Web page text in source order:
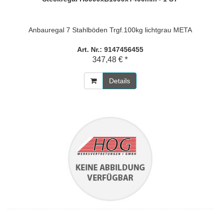
Anbauregal 7 Stahlböden Trgf.100kg lichtgrau META
Art. Nr.: 9147456455
347,48 € *
Details